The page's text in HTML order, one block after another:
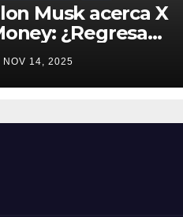
Musk acerca X
¿Regresa
con el
pago nativo?
#Dogecoin
NOV 14, 2025